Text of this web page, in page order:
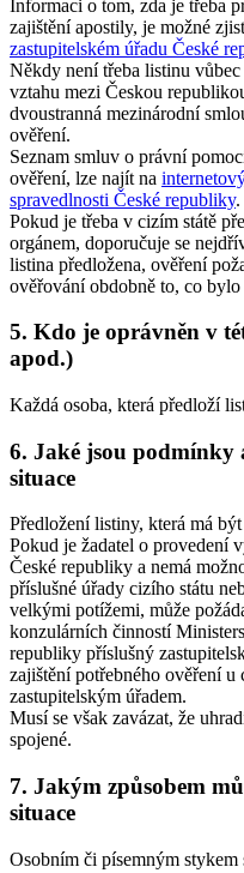
Informaci o tom, zda je třeba
zajištění apostily, je možné
zastupitelském úřadu České
Někdy není třeba listinu
vztahu mezi Českou
dvoustranná mezinárodní
ověření.
Seznam smluv o právní
ověření, lze najít na
spravedlnosti České republiky.
Pokud je třeba v cizím státě
orgánem, doporučuje se
listina předložena, ověření
ověřování obdobně to, co bylo
5. Kdo je oprávněn v
apod.)
Každá osoba, která předloží
6. Jaké jsou podmínky
situace
Předložení listiny, která má
Pokud je žadatel o provedení
České republiky a nemá
příslušné úřady cizího státu
velkými potížemi, může
konzulárních činností
republiky příslušný
zajištění potřebného ověření u
zastupitelským úřadem.
Musí se však zavázat, že
spojené.
7. Jakým způsobem
situace
Osobním či písemným stykem